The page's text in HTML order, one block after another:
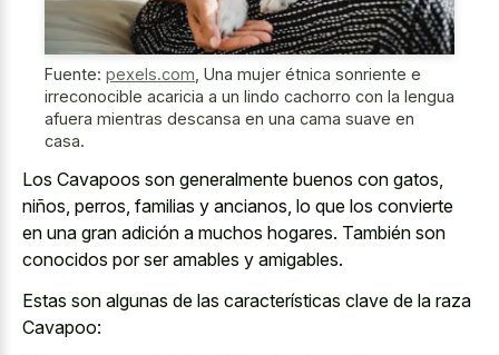
Fuente: pexels.com Una mujer étnica sonriente e
irreconocible acaricia a un lindo cachorro con la lengua
afuera mientras descansa en una cama suave en
casa.
Los Cavapoos son generalmente buenos con gatos,
niños, perros, familias y ancianos, lo que los convierte
en una gran adición a muchos hogares. También son
conocidos por ser amables y amigables.
Estas son algunas de las características clave de la raza
Cavapoo: